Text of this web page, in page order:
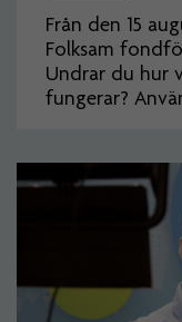
Från den 15
Folksam
Undrar du hur
fungerar?